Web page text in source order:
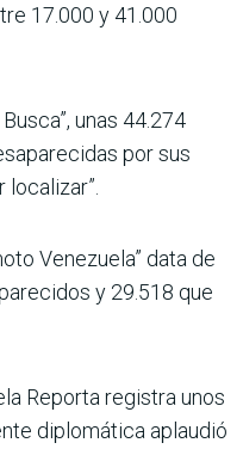
17.000 y 41.000
unas 44.274
por sus
Venezuela” data de
y 29.518 que
Reporta registra unos
diplomática aplaudió